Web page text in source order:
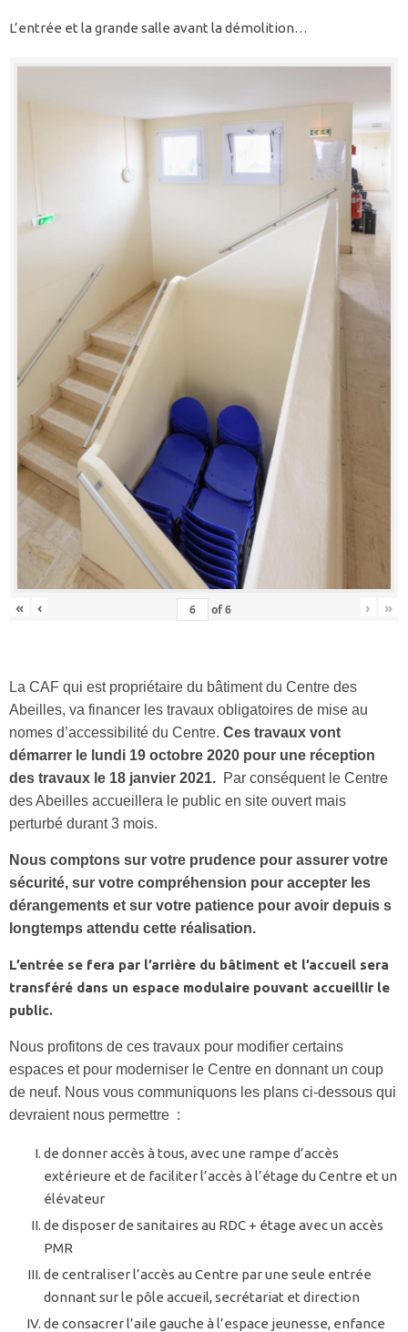
L’entrée et la grande salle avant la démolition…
« ‹ of6 › »
La CAF qui est propriétaire du bâtiment du Centre des
Abeilles, va financer les travaux obligatoires de mise au
nomes d’accessibilité du Centre. Ces travaux vont
démarrer le lundi 19 octobre 2020 pour une réception
des travaux le 18 janvier 2021. Par conséquent le Centre
des Abeilles accueillera le public en site ouvert mais
perturbé durant 3 mois.
Nous comptons sur votre prudence pour assurer votre
sécurité, sur votre compréhension pour accepter les
dérangements et sur votre patience pour avoir depuis s
longtemps attendu cette réalisation.
L’entrée se fera par l’arrière du bâtiment et l’accueil sera
transféré dans un espace modulaire pouvant accueillir le
public.
Nous profitons de ces travaux pour modifier certains
espaces et pour moderniser le Centre en donnant un coup
de neuf. Nous vous communiquons les plans ci-dessous qui
devraient nous permettre :
de donner accès à tous, avec une rampe d’accès
extérieure et de faciliter l’accès à l’étage du Centre et un
élévateur
de disposer de sanitaires au RDC + étage avec un accès
PMR
de centraliser l’accès au Centre par une seule entrée
donnant sur le pôle accueil, secrétariat et direction
de consacrer l’aile gauche à l’espace jeunesse, enfance